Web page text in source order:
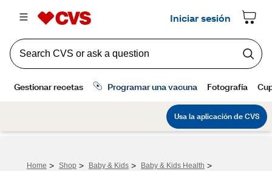
Home > Shop > Baby & Kids > Baby & Kids Health >